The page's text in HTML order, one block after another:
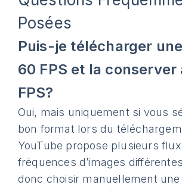
Posées
Puis-je télécharger
60 FPS et la conserver
FPS?
Oui, mais uniquement si vous
bon format lors du
YouTube propose plusieurs
fréquences d’images
donc choisir manuellement une